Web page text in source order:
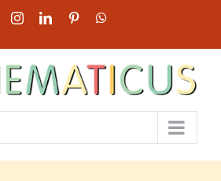
FacebookInstagramLinkedInPinterest